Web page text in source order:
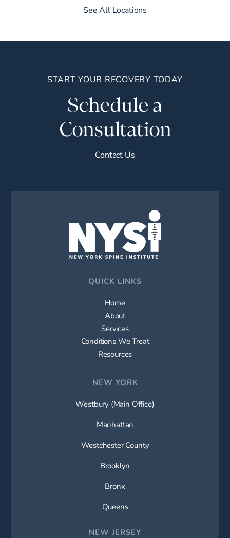
See All Locations
START YOUR RECOVERY TODAY
Schedule a
Consultation
Contact Us
QUICK LINKS
Home
About
Services
Conditions We Treat
Resources
NEW YORK
Westbury (Main Office)
Manhattan
Westchester County
Brooklyn
Bronx
Queens
NEW JERSEY